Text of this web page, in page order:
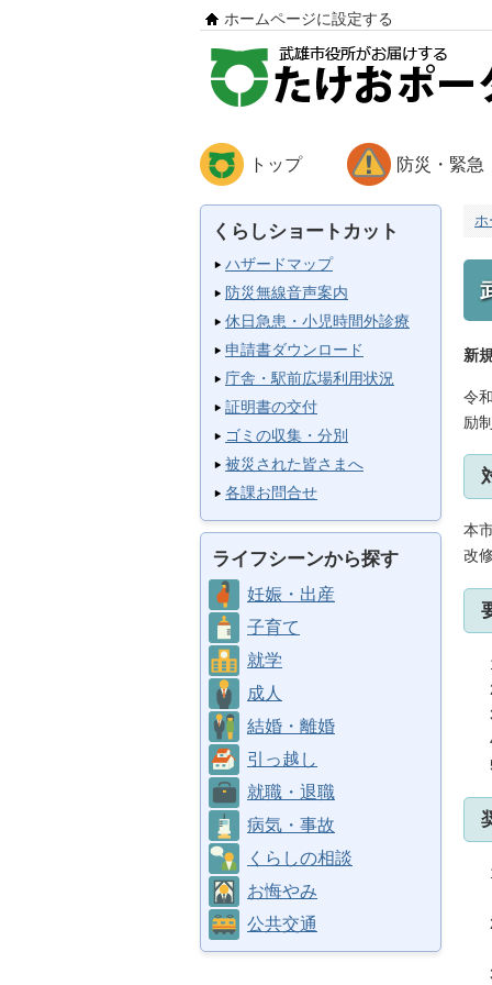
ホームページに設定する
トップ 防災・緊急
くらしショートカット
ハザードマップ
防災無線音声案内
休日急患・小児時間外診療
申請書ダウンロード
庁舎・駅前広場利用状況
証明書の交付
ゴミの収集・分別
被災された皆さまへ
各課お問合せ
ライフシーンから探す
妊娠・出産
子育て
就学
成人
結婚・離婚
引っ越し
就職・退職
病気・事故
くらしの相談
お悔やみ
公共交通
ホ
新
令
励
本
改